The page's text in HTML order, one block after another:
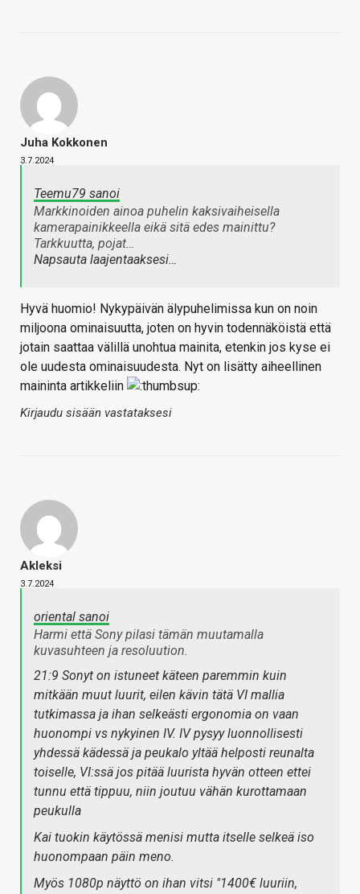
Juha Kokkonen
3.7.2024
Teemu79 sanoi
Markkinoiden ainoa puhelin kaksivaiheisella
kamerapainikkeella eikä sitä edes mainittu?
Tarkkuutta, pojat…
Napsauta laajentaaksesi…
Hyvä huomio! Nykypäivän älypuhelimissa kun on noin
miljoona ominaisuutta, joten on hyvin todennäköistä että
jotain saattaa välillä unohtua mainita, etenkin jos kyse ei
ole uudesta ominaisuudesta. Nyt on lisätty aiheellinen
maininta artikkeliin
Kirjaudu sisään vastataksesi
Akleksi
3.7.2024
oriental sanoi
Harmi että Sony pilasi tämän muutamalla
kuvasuhteen ja resoluution.
21:9 Sonyt on istuneet käteen paremmin kuin
mitkään muut luurit, eilen kävin tätä VI mallia
tutkimassa ja ihan selkeästi ergonomia on vaan
huonompi vs nykyinen IV. IV pysyy luonnollisesti
yhdessä kädessä ja peukalo yltää helposti reunalta
toiselle, VI:ssä jos pitää luurista hyvän otteen ettei
tunnu että tippuu, niin joutuu vähän kurottamaan
peukulla
Kai tuokin käytössä menisi mutta itselle selkeä iso
huonompaan päin meno.
Myös 1080p näyttö on ihan vitsi "1400€ luuriin,